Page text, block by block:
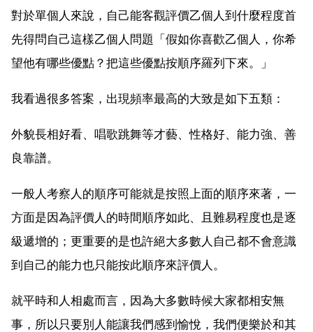
對於單個人來說，自己能客觀評價乙個人到什麼程度首
先得問自己這樣乙個人問題「假如你喜歡乙個人，你希
望他有哪些優點？把這些優點按順序羅列下來。」
我看過很多答案，出現頻率最高的大致是如下五類：
外貌長相好看、唱歌跳舞等才藝、性格好、能力強、善
良靠譜。
一般人考察人的順序可能就是按照上面的順序來著，一
方面是因為評價人的時間順序如此、且難易程度也是逐
級遞增的；更重要的是也許絕大多數人自己都不會意識
到自己的能力也只能按此順序來評價人。
就平時和人相處而言，因為大多數時候大家都相安無
事，所以只要別人能讓我們感到愉悅，我們便樂於和其